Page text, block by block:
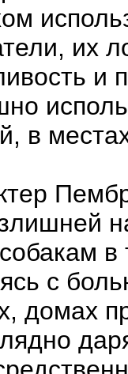
их
и
в
в
с
домах